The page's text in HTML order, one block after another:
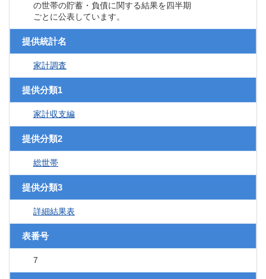
の世帯の貯蓄・負債に関する結果を四半期
ごとに公表しています。
提供統計名
家計調査
提供分類1
家計収支編
提供分類2
総世帯
提供分類3
詳細結果表
表番号
7